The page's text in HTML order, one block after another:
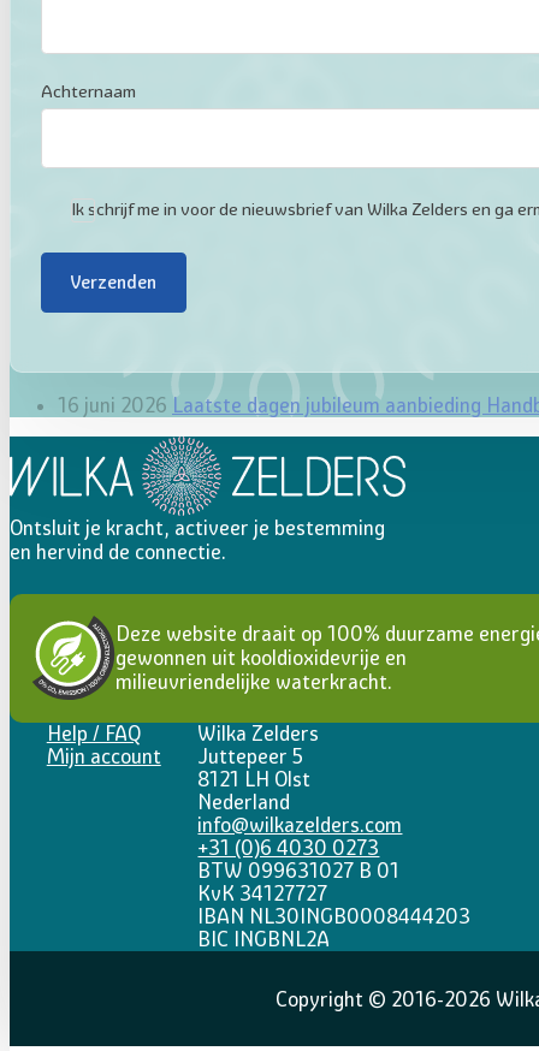
Achternaam
Ik schrijf me in voor de nieuwsbrief van Wilka Zelders en ga
Verzenden
16 juni 2026 Laatste dagen jubileum aanbieding
Ontsluit je kracht, activeer je bestemming
en hervind de connectie.
Deze website draait op 100% duurzame
gewonnen uit kooldioxidevrije en
milieuvriendelijke waterkracht.
Help / FAQ
Mijn account
Wilka Zelders
Juttepeer 5
8121 LH Olst
Nederland
info@wilkazelders.com
+31 (0)6 4030 0273
BTW 099631027 B 01
KvK 34127727
IBAN NL30INGB0008444203
BIC INGBNL2A
Copyright © 2016-2026